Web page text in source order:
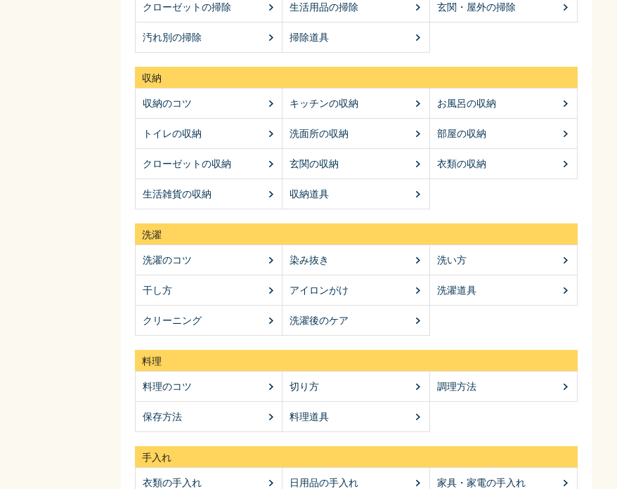
クローゼットの掃除 生活用品の掃除 玄関・屋外の掃除
汚れ別の掃除 掃除道具
収納
収納のコツ キッチンの収納 お風呂の収納
トイレの収納 洗面所の収納 部屋の収納
クローゼットの収納 玄関の収納 衣類の収納
生活雑貨の収納 収納道具
洗濯
洗濯のコツ 染み抜き 洗い方
干し方 アイロンがけ 洗濯道具
クリーニング 洗濯後のケア
料理
料理のコツ 切り方 調理方法
保存方法 料理道具
手入れ
衣類の手入れ 日用品の手入れ 家具・家電の手入れ